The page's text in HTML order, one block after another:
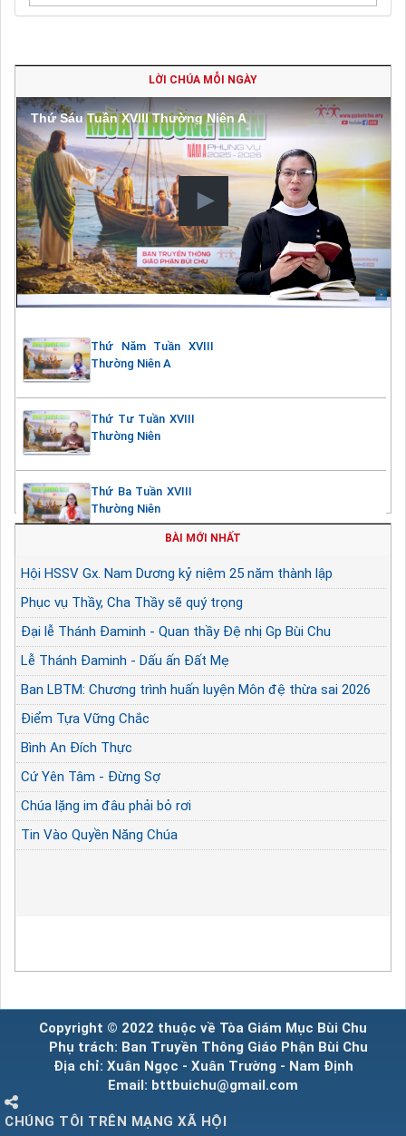
LỜI CHÚA MỖI NGÀY
Thứ Sáu Tuần XVIII Thường Niên A
Thứ Năm Tuần XVIII
Thường Niên A
Thứ Tư Tuần XVIII
Thường Niên
Thứ Ba Tuần XVIII
Thường Niên
BÀI MỚI NHẤT
Hội HSSV Gx. Nam Dương kỷ niệm 25 năm thành lập
Phục vụ Thầy, Cha Thầy sẽ quý trọng
Đại lễ Thánh Đaminh - Quan thầy Đệ nhị Gp Bùi Chu
Lễ Thánh Đaminh - Dấu ấn Đất Mẹ
Ban LBTM: Chương trình huấn luyện Môn đệ thừa sai 2026
Điểm Tựa Vững Chắc
Bình An Đích Thực
Cứ Yên Tâm - Đừng Sợ
Chúa lặng im đâu phải bỏ rơi
Tin Vào Quyền Năng Chúa
Copyright © 2022 thuộc về Tòa Giám Mục Bùi Chu
Phụ trách: Ban Truyền Thông Giáo Phận Bùi Chu
Địa chỉ: Xuân Ngọc - Xuân Trường - Nam Định
Email: bttbuichu@gmail.com
CHÚNG TÔI TRÊN MẠNG XÃ HỘI